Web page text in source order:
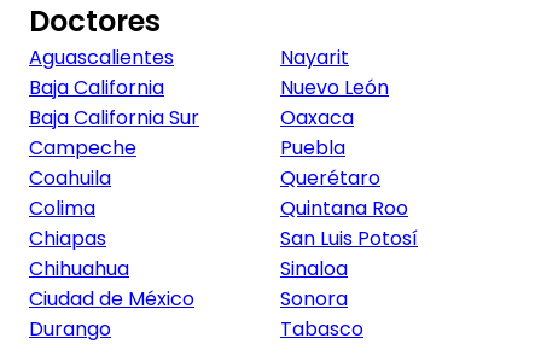
Doctores
Aguascalientes
Baja California
Baja California Sur
Campeche
Coahuila
Colima
Chiapas
Chihuahua
Ciudad de México
Durango
Nayarit
Nuevo León
Oaxaca
Puebla
Querétaro
Quintana Roo
San Luis Potosí
Sinaloa
Sonora
Tabasco